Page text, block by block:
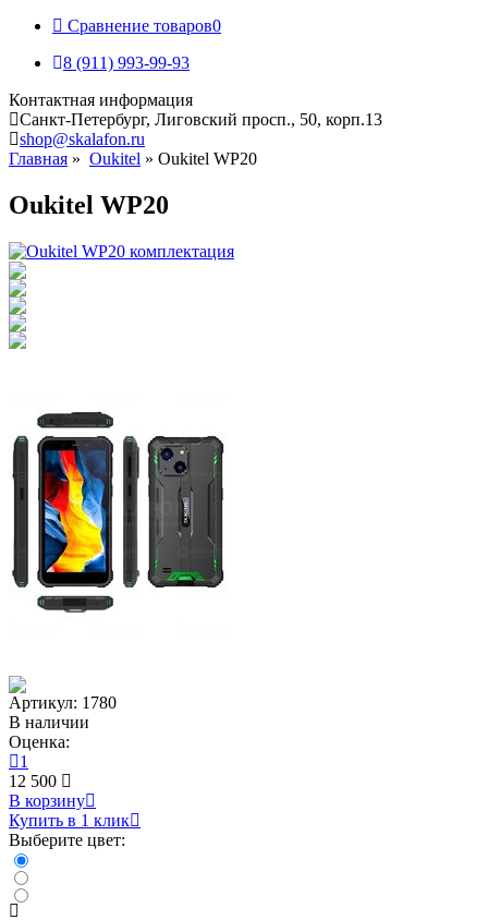
Сравнение товаров0
8 (911) 993-99-93
Контактная информация
Санкт-Петербург, Лиговский просп., 50, корп.13
shop@skalafon.ru
Главная » Oukitel » Oukitel WP20
Oukitel WP20
Артикул: 1780
В наличии
Оценка:
1
12 500
В корзину
Купить в 1 клик
Выберите цвет: